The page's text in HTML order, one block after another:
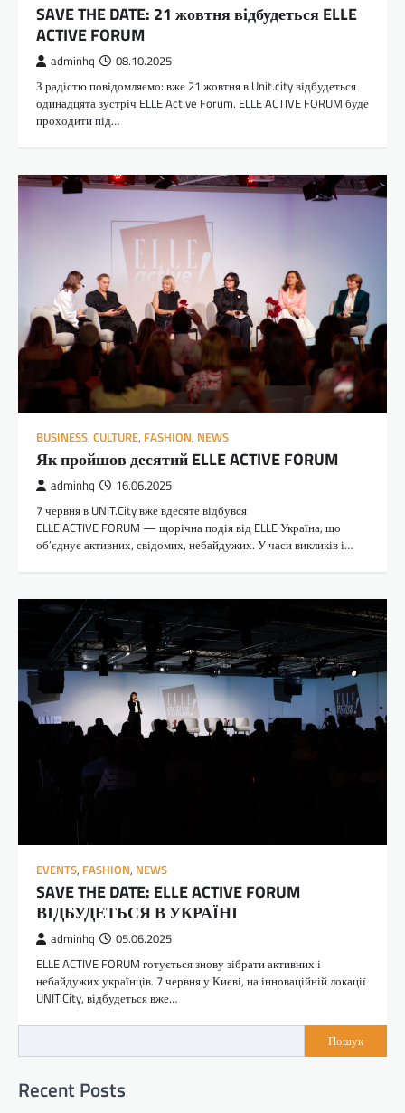
SAVE THE DATE: 21 жовтня відбудеться ELLE
ACTIVE FORUM
adminhq 08.10.2025
З радістю повідомляємо: вже 21 жовтня в Unit.city відбудеться
одинадцята зустріч ELLE Active Forum. ELLE ACTIVE FORUM буде
проходити під…
BUSINESS, CULTURE, FASHION, NEWS
Як пройшов десятий ELLE ACTIVE FORUM
adminhq 16.06.2025
7 червня в UNIT.City вже вдесяте відбувся
ELLE ACTIVE FORUM — щорічна подія від ELLE Україна, що
об’єднує активних, свідомих, небайдужих. У часи викликів і…
EVENTS, FASHION, NEWS
SAVE THE DATE: ELLE ACTIVE FORUM
ВІДБУДЕТЬСЯ В УКРАЇНІ
adminhq 05.06.2025
ELLE ACTIVE FORUM готується знову зібрати активних і
небайдужих українців. 7 червня у Києві, на інноваційній локації
UNIT.City, відбудеться вже…
Пошук
Recent Posts